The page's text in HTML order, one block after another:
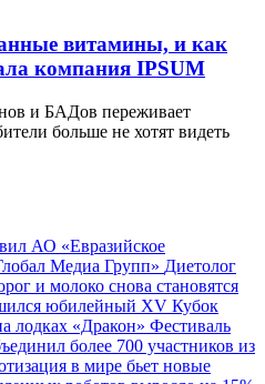
витамины, и как
компания IPSUM
и БАДов переживает
больше не хотят видеть
АО «Евразийское
Медиа Групп» Диетолог
и молоко снова становятся
юбилейный XV Кубок
лодках «Дракон» Фестиваль
более 700 участников из
в мире бьет новые